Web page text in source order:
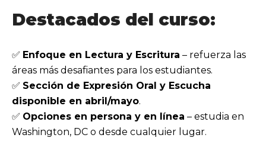
Destacados del curso:
✅ Enfoque en Lectura y Escritura – refuerza las
áreas más desafiantes para los estudiantes.
✅ Sección de Expresión Oral y Escucha
disponible en abril/mayo.
✅ Opciones en persona y en línea – estudia en
Washington, DC o desde cualquier lugar.